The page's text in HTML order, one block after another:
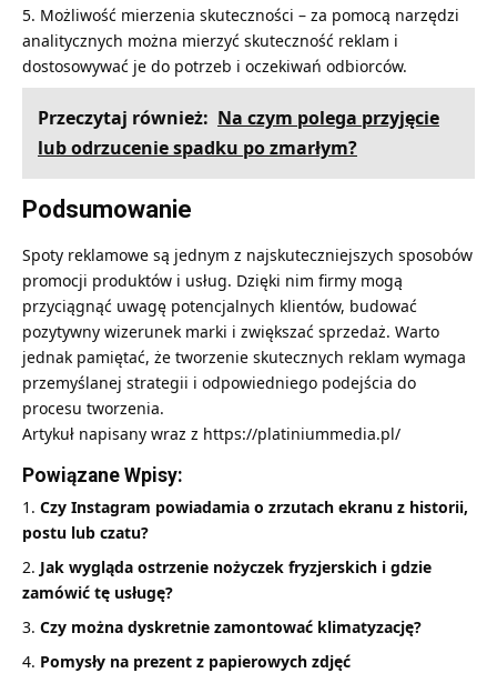
Możliwość mierzenia skuteczności – za pomocą narzędzi
analitycznych można mierzyć skuteczność reklam i
dostosowywać je do potrzeb i oczekiwań odbiorców.
Przeczytaj również: Na czym polega przyjęcie
lub odrzucenie spadku po zmarłym?
Podsumowanie
Spoty reklamowe są jednym z najskuteczniejszych sposobów
promocji produktów i usług. Dzięki nim firmy mogą
przyciągnąć uwagę potencjalnych klientów, budować
pozytywny wizerunek marki i zwiększać sprzedaż. Warto
jednak pamiętać, że tworzenie skutecznych reklam wymaga
przemyślanej strategii i odpowiedniego podejścia do
procesu tworzenia.
Artykuł napisany wraz z https://platiniummedia.pl/
Powiązane Wpisy:
Czy Instagram powiadamia o zrzutach ekranu z historii,
postu lub czatu?
Jak wygląda ostrzenie nożyczek fryzjerskich i gdzie
zamówić tę usługę?
Czy można dyskretnie zamontować klimatyzację?
Pomysły na prezent z papierowych zdjęć